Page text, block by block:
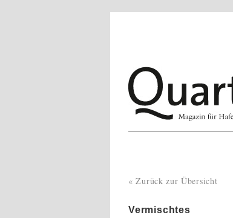
« Zurück zur Übersicht
Vermischtes